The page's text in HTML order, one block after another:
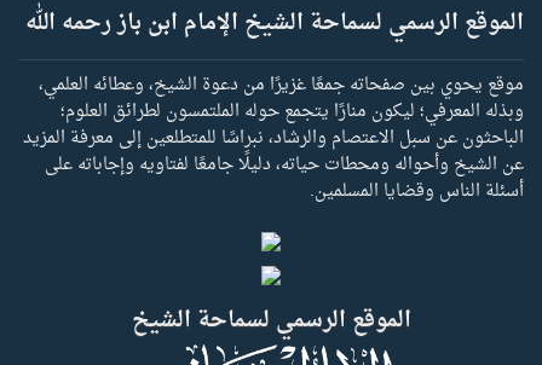
الموقع الرسمي لسماحة الشيخ الإمام ابن باز رحمه الله
موقع يحوي بين صفحاته جمعًا غزيرًا من دعوة الشيخ، وعطائه العلمي،
وبذله المعرفي؛ ليكون منارًا يتجمع حوله الملتمسون لطرائق العلوم؛
الباحثون عن سبل الاعتصام والرشاد، نبراسًا للمتطلعين إلى معرفة المزيد
عن الشيخ وأحواله ومحطات حياته، دليلًا جامعًا لفتاويه وإجاباته على
أسئلة الناس وقضايا المسلمين.
الموقع الرسمي لسماحة الشيخ